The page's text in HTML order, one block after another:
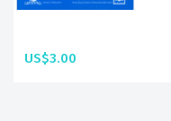
US$3.00